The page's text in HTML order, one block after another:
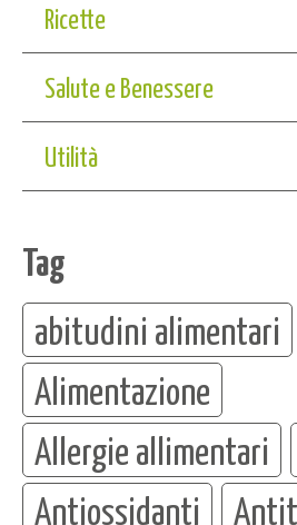
Ricette
Salute e Benessere
Utilità
Tag
abitudini alimentari
Alimentazione
Allergie allimentari
Antiossidanti